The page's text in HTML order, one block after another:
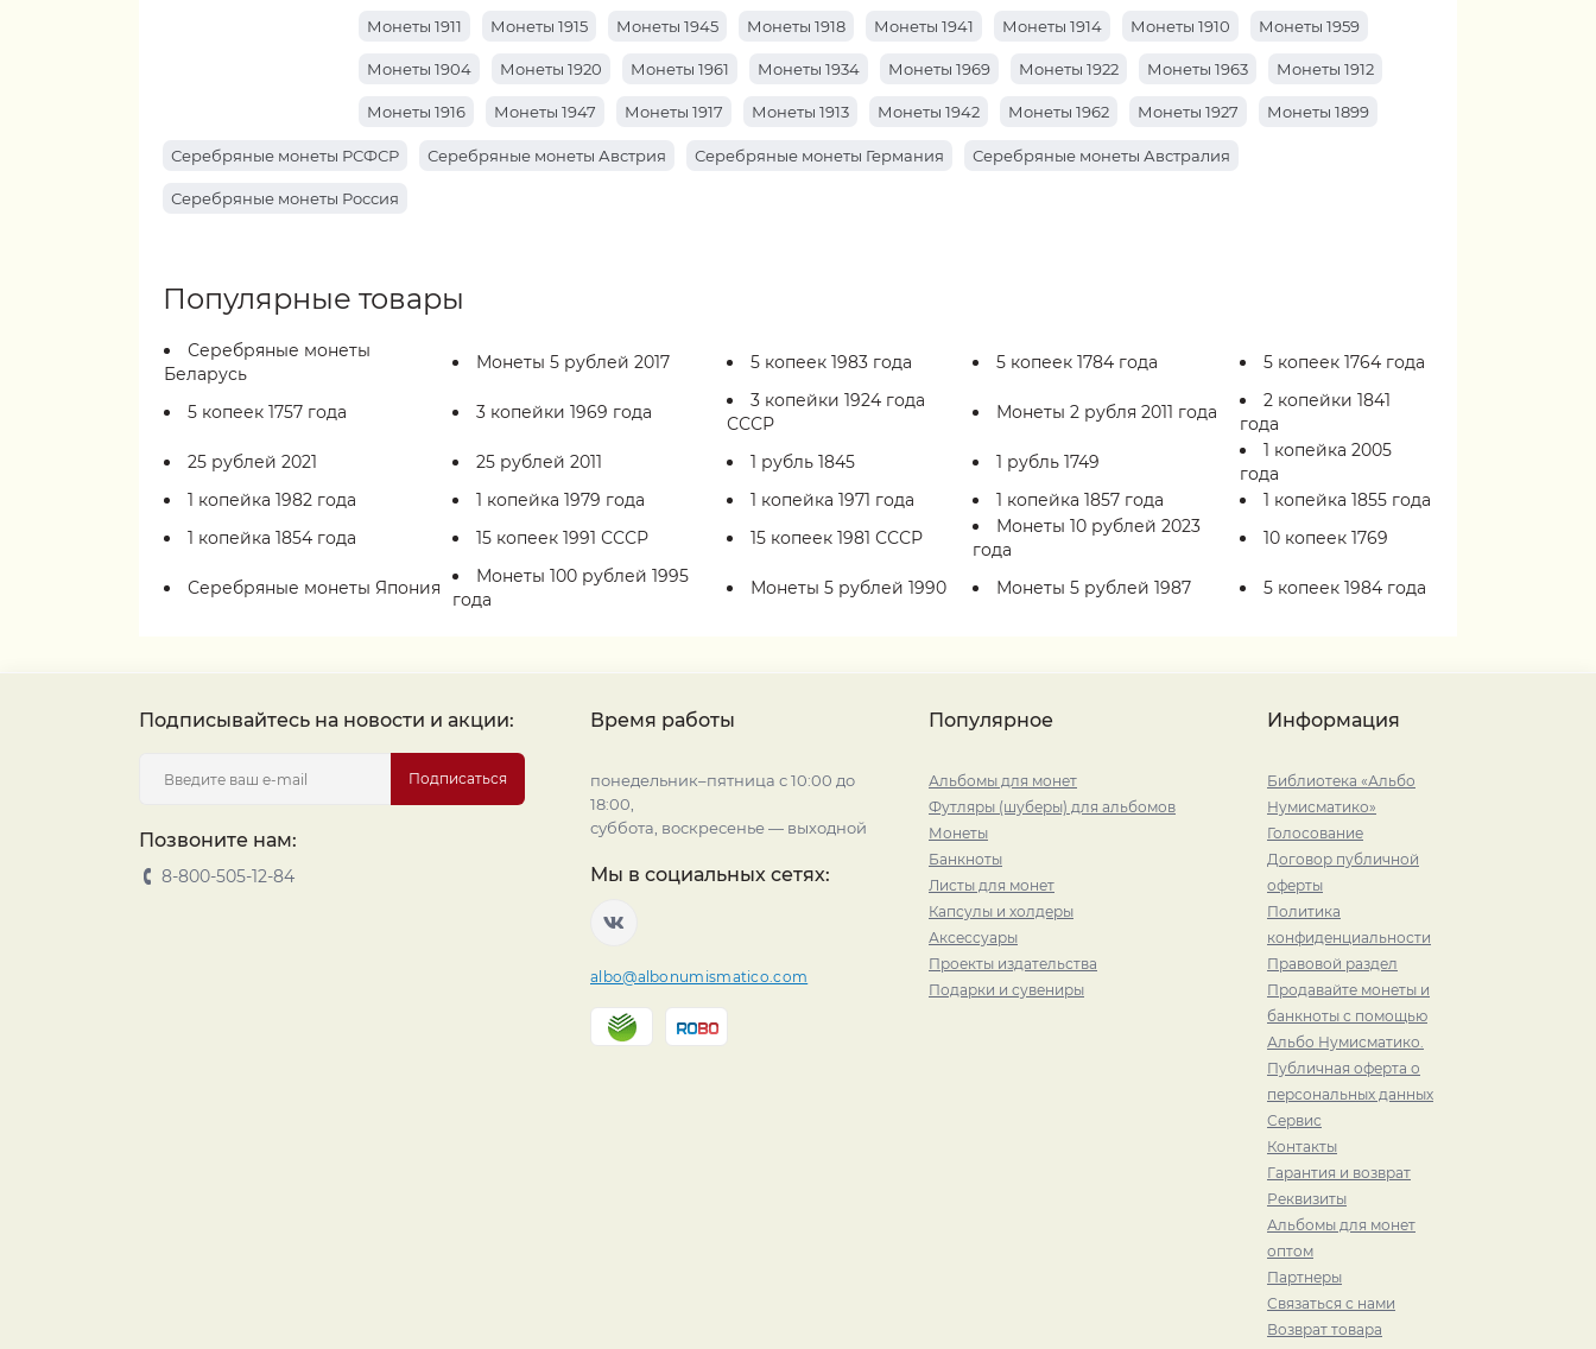
Монеты 1911 Монеты 1915 Монеты 1945 Монеты 1918 Монеты 1941 Монеты 1914 Монеты 1910 Монеты 1959
Монеты 1904 Монеты 1920 Монеты 1961 Монеты 1934 Монеты 1969 Монеты 1922 Монеты 1963 Монеты 1912
Монеты 1916 Монеты 1947 Монеты 1917 Монеты 1913 Монеты 1942 Монеты 1962 Монеты 1927 Монеты 1899
Серебряные монеты РСФСР Серебряные монеты Австрия Серебряные монеты Германия Серебряные монеты Австралия
Серебряные монеты Россия
Популярные товары
Серебряные монеты
Беларусь
Монеты 5 рублей 2017 5 копеек 1983 года 5 копеек 1784 года 5 копеек 1764 года
5 копеек 1757 года 3 копейки 1969 года
3 копейки 1924 года
СССР
Монеты 2 рубля 2011 года
2 копейки 1841
года
25 рублей 2021
25 рублей 2011 1 рубль 1845 1 рубль 1749
1 копейка 2005
года
1 копейка 1982 года
1 копейка 1979 года 1 копейка 1971 года 1 копейка 1857 года
1 копейка 1855 года
1 копейка 1854 года
15 копеек 1991 СССР 15 копеек 1981 СССР
Монеты 10 рублей 2023
года
10 копеек 1769
Серебряные монеты Япония
Монеты 100 рублей 1995
года
Монеты 5 рублей 1990 Монеты 5 рублей 1987 5 копеек 1984 года
Подписывайтесь на новости и акции:
Подписаться
Позвоните нам:
8-800-505-12-84
Время работы
понедельник–пятница с 10:00 до
18:00,
суббота, воскресенье — выходной
Мы в социальных сетях:
albo@albonumismatico.com
Популярное
Альбомы для монет
Футляры (шуберы) для альбомов
Монеты
Банкноты
Листы для монет
Капсулы и холдеры
Аксессуары
Проекты издательства
Подарки и сувениры
Информация
Библиотека «Альбо
Нумисматико»
Голосование
Договор публичной
оферты
Политика
конфиденциальности
Правовой раздел
Продавайте монеты и
банкноты с помощью
Альбо Нумисматико.
Публичная оферта о
персональных данных
Сервис
Контакты
Гарантия и возврат
Реквизиты
Альбомы для монет
оптом
Партнеры
Связаться с нами
Возврат товара